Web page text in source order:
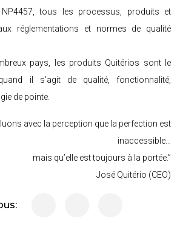
tous les processus, produits et
réglementations et normes de qualité
pays, les produits Quitérios sont le
il s'agit de qualité, fonctionnalité,
de pointe.
avec la perception que la perfection est
inaccessible...
mais qu’elle est toujours à la portée.”
José Quitério (CEO)